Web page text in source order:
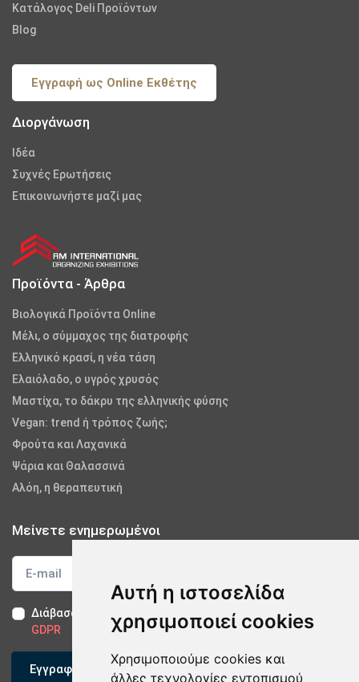
Αυτή η ιστοσελίδα
χρησιμοποιεί cookies
Χρησιμοποιούμε cookies και
άλλες τεχνολογίες εντοπισμού
Κατάλογος Deli Προϊόντων
Blog
Εγγραφή ως Online Εκθέτης
Διοργάνωση
Iδέα
Συχνές Ερωτήσεις
Επικοινωνήστε μαζί μας
Προϊόντα - Άρθρα
Βιολογικά Προϊόντα Online
Μέλι, ο σύμμαχος της διατροφής
Ελληνικό κρασί, η νέα τάση
Ελαιόλαδο, ο υγρός χρυσός
Μαστίχα, το δάκρυ της ελληνικής φύσης
Vegan: trend ή τρόπος ζωής;
Φρούτα και Λαχανικά
Ψάρια και Θαλασσινά
Αλόη, η θεραπευτική
Μείνετε ενημερωμένοι
Διάβασα και αποδέχομαι τους Όρους Χρήσης -
Δήλωση
GDPR
Εγγραφείτε